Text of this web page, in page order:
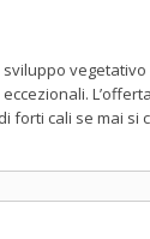
forti cali se mai